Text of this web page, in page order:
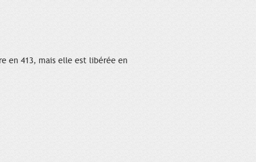
en 413, mais elle est libérée en